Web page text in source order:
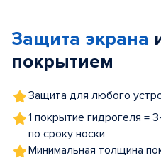
5
Защита экрана
покрытием
Защита для любого
1 покрытие гидрогеля =
по сроку носки
Минимальная толщина